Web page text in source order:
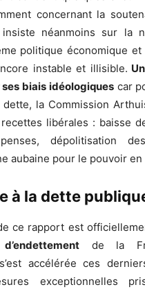
concernant la
néanmoins sur la
politique économique
instable et illisible.
biais idéologiquescar
dette, la Commission
libérales : baisse
dépolitisation
aubaine pour le pouvoir en
à la dette
ce rapport est
de la
accélérée ces
exceptionnelles